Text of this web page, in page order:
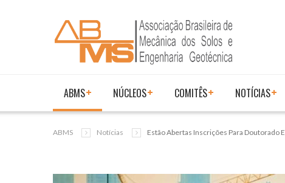
ABMS NÚCLEOS COMITÊS NOTÍCIAS
ABMS Notícias Estão Abertas Inscrições Para Doutorado